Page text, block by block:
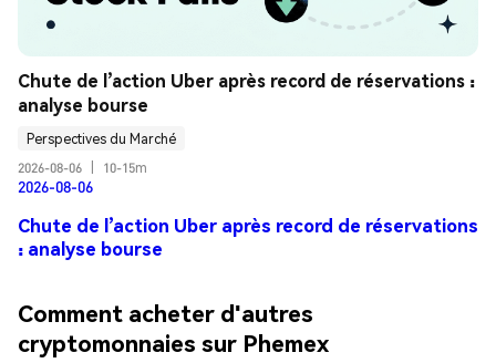
Chute de l’action Uber après record de réservations :
analyse bourse
Perspectives du Marché
2026-08-06
10-15m
2026-08-06
Chute de l’action Uber après record de réservations
: analyse bourse
Comment acheter d'autres
cryptomonnaies sur Phemex